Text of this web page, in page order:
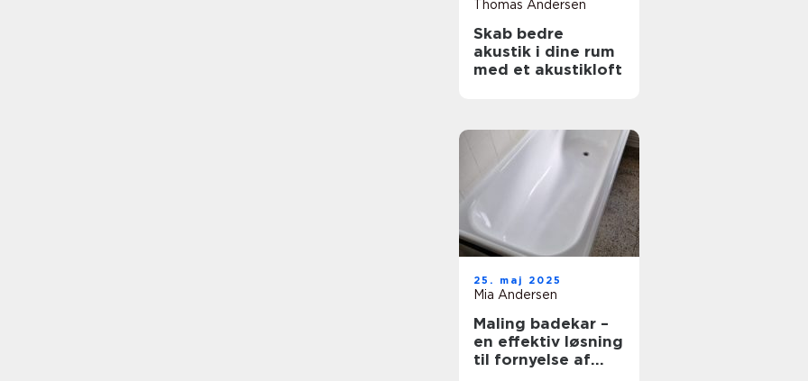
Thomas Andersen
Skab bedre
akustik i dine rum
med et akustikloft
25. maj 2025
Mia Andersen
Maling badekar –
en effektiv løsning
til fornyelse af